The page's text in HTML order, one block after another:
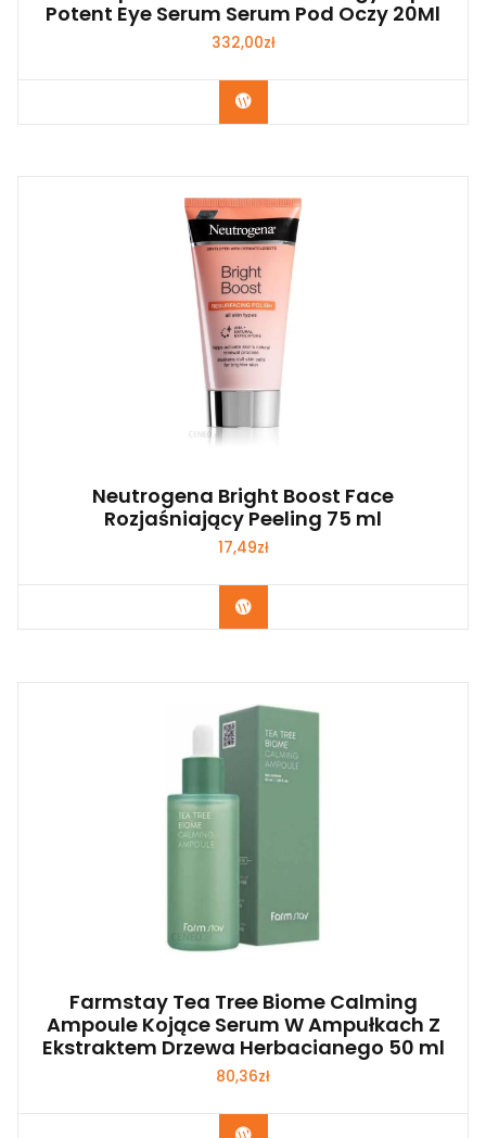
Potent Eye Serum Serum Pod Oczy 20Ml
332,00zł
Zobacz
Neutrogena Bright Boost Face
Rozjaśniający Peeling 75 ml
17,49zł
Zobacz
Farmstay Tea Tree Biome Calming
Ampoule Kojące Serum W Ampułkach Z
Ekstraktem Drzewa Herbacianego 50 ml
80,36zł